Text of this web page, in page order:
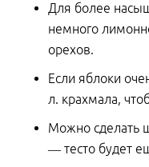
Для более
немного
орехов.
Если яблоки
л. крахмала,
Можно сделать
— тесто будет